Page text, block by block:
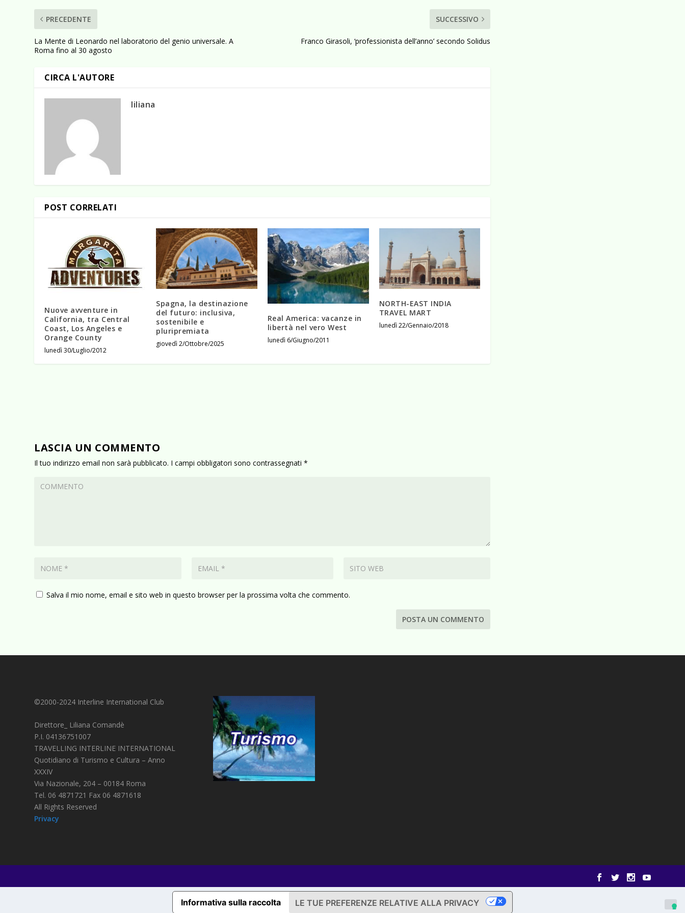
PRECEDENTE
La Mente di Leonardo nel laboratorio del genio universale. A
Roma fino al 30 agosto
SUCCESSIVO
Franco Girasoli, ‘professionista dell’anno’ secondo Solidus
CIRCA L'AUTORE
liliana
POST CORRELATI
Nuove avventure in
California, tra Central
Coast, Los Angeles e
Orange County
lunedì 30/Luglio/2012
Spagna, la destinazione
del futuro: inclusiva,
sostenibile e
pluripremiata
giovedì 2/Ottobre/2025
Real America: vacanze in
libertà nel vero West
lunedì 6/Giugno/2011
NORTH-EAST INDIA
TRAVEL MART
lunedì 22/Gennaio/2018
LASCIA UN COMMENTO
Il tuo indirizzo email non sarà pubblicato. I campi obbligatori sono contrassegnati*
Salva il mio nome, email e sito web in questo browser per la prossima volta che commento.
©2000-2024 Interline International Club
Direttore_ Liliana Comandè
P.I. 04136751007
TRAVELLING INTERLINE INTERNATIONAL
Quotidiano di Turismo e Cultura – Anno
XXXIV
Via Nazionale, 204 – 00184 Roma
Tel. 06 4871721 Fax 06 4871618
All Rights Reserved
Privacy
Informativa sulla raccolta LE TUE PREFERENZE RELATIVE ALLA PRIVACY